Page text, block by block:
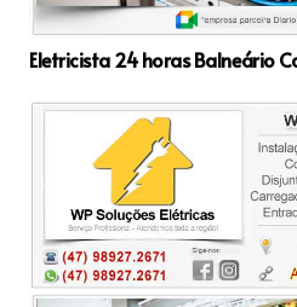
Eletricista 24 horas Balneário